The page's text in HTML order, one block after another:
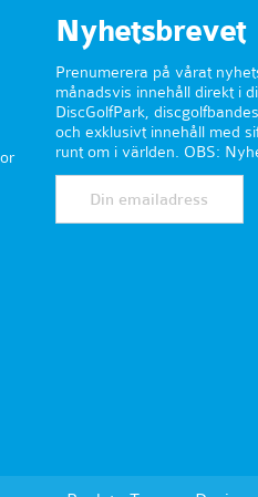
Nyhetsbrevet
Prenumerera på vårat
månadsvis innehåll direkt i
DiscGolfPark,
och exklusivt innehåll med
runt om i världen. OBS: